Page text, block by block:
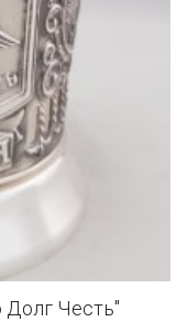
Долг Честь"